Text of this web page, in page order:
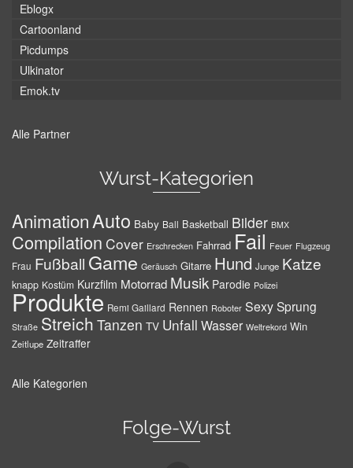
Eblogx
Cartoonland
Picdumps
Ulkinator
Emok.tv
Alle Partner
Wurst-Kategorien
AnimationAuto Baby Ball Basketball Bilder BMX
Compilation Cover Erschrecken Fahrrad Fail Feuer Flugzeug
Frau Fußball Game Geräusch Gitarre Hund Junge Katze
knapp Kostüm Kurzfilm Motorrad Musik Parodie Polizei
Produkte Remi Gaillard Rennen Roboter SexySprung
Straße Streich Tanzen TV Unfall Wasser Weltrekord Win
Zeitlupe Zeitraffer
Alle Kategorien
Folge-Wurst